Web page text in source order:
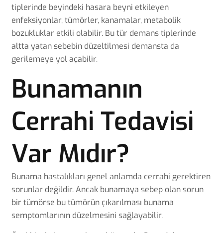
tiplerinde beyindeki hasara beyni etkileyen
enfeksiyonlar, tümörler, kanamalar, metabolik
bozukluklar etkili olabilir. Bu tür demans tiplerinde
altta yatan sebebin düzeltilmesi demansta da
gerilemeye yol açabilir.
Bunamanın
Cerrahi Tedavisi
Var Mıdır?
Bunama hastalıkları genel anlamda cerrahi gerektiren
sorunlar değildir. Ancak bunamaya sebep olan sorun
bir tümörse bu tümörün çıkarılması bunama
semptomlarının düzelmesini sağlayabilir.